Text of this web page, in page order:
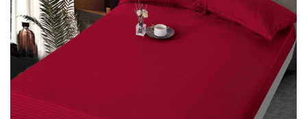
Cearceaf cu elastic
Cearceaf normal
Lenjerii De Pat Creponate
Lenjerii De Pat Bumbac Poplin 2
Persoane
Lenjerii De Pat Bumbac Poplin,
Matlasate, 2 Persoane